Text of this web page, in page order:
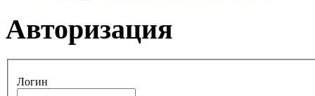
Авторизация
Логин